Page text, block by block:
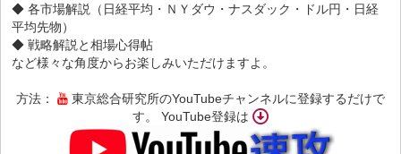
◆ 各市場解説（日経平均・ＮＹダウ・ナスダック・ドル円・日経
平均先物）
◆ 戦略解説と相場心得帖
など様々な角度からお楽しみいただけますよ。
方法：
東京総合研究所のYouTubeチャンネルに登録するだけで
す。 YouTube登録は